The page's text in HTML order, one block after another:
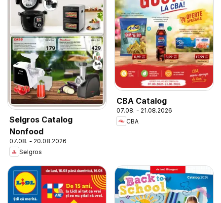
Selgros Catalog
Nonfood
07.08. - 20.08.2026
Selgros
CBA Catalog
07.08. - 21.08.2026
CBA